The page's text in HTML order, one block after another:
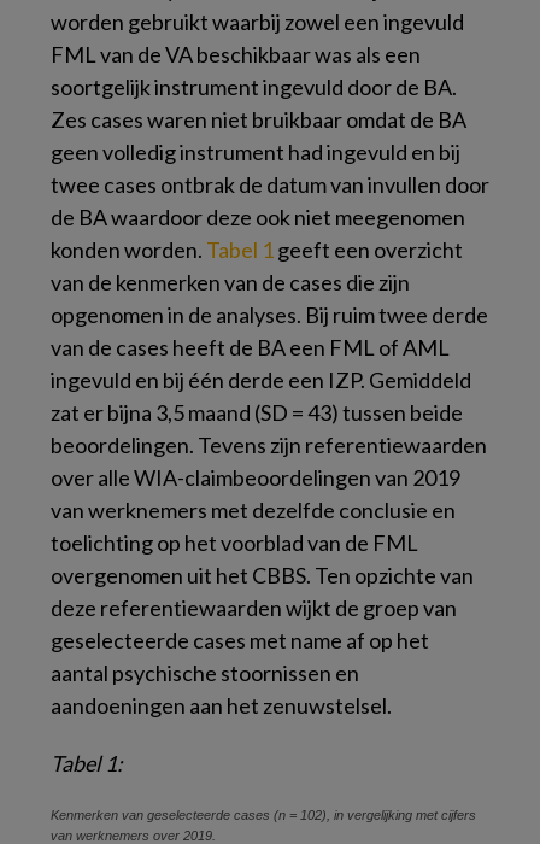
worden gebruikt waarbij zowel een ingevuld
FML van de VA beschikbaar was als een
soortgelijk instrument ingevuld door de BA.
Zes cases waren niet bruikbaar omdat de BA
geen volledig instrument had ingevuld en bij
twee cases ontbrak de datum van invullen door
de BA waardoor deze ook niet meegenomen
konden worden. Tabel 1geeft een overzicht
van de kenmerken van de cases die zijn
opgenomen in de analyses. Bij ruim twee derde
van de cases heeft de BA een FML of AML
ingevuld en bij één derde een IZP. Gemiddeld
zat er bijna 3,5 maand (SD = 43) tussen beide
beoordelingen. Tevens zijn referentiewaarden
over alle WIA-claimbeoordelingen van 2019
van werknemers met dezelfde conclusie en
toelichting op het voorblad van de FML
overgenomen uit het CBBS. Ten opzichte van
deze referentiewaarden wijkt de groep van
geselecteerde cases met name af op het
aantal psychische stoornissen en
aandoeningen aan het zenuwstelsel.
Tabel 1:
Kenmerken van geselecteerde cases (n = 102), in vergelijking met cijfers
van werknemers over 2019.